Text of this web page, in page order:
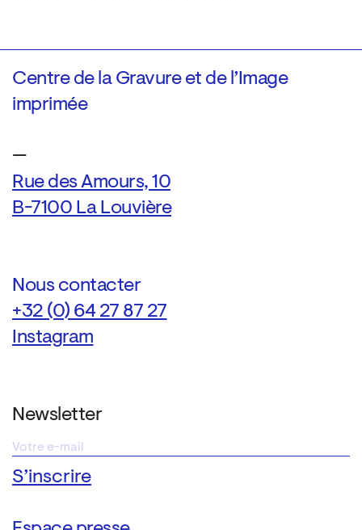
Centre de la Gravure et de l’Image
imprimée
—
Rue des Amours, 10
B-7100 La Louvière
Nous contacter
+32 (0) 64 27 87 27
Instagram
Newsletter